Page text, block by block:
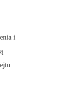
i